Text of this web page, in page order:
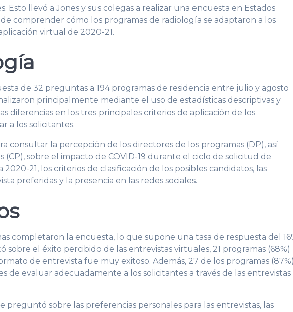
Esto llevó a Jones y sus colegas a realizar una encuesta en Estados
comprender cómo los programas de radiología se adaptaron a los
virtual de 2020-21.
de 32 preguntas a 194 programas de residencia entre julio y agosto
principalmente mediante el uso de estadísticas descriptivas y
diferencias en los tres principales criterios de aplicación de los
a los solicitantes.
consultar la percepción de los directores de los programas (DP), así
(CP), sobre el impacto de COVID-19 durante el ciclo de solicitud de
21, los criterios de clasificación de los posibles candidatos, las
preferidas y la presencia en las redes sociales.
completaron la encuesta, lo que supone una tasa de respuesta del
sobre el éxito percibido de las entrevistas virtuales, 21 programas (68%)
de entrevista fue muy exitoso. Además, 27 de los programas
de evaluar adecuadamente a los solicitantes a través de las entrevistas
preguntó sobre las preferencias personales para las entrevistas, las